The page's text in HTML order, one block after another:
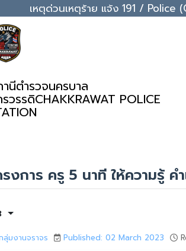
เหตุด่วนเหตุร้าย แจ้ง 191 /
นีตำรวจนครบาล
วรรดิCHAKKRAWAT POLICE
รงการ ครู 5 นาที ให้ความรู้
ลุ่มงานจราจร Published: 02 March 2023